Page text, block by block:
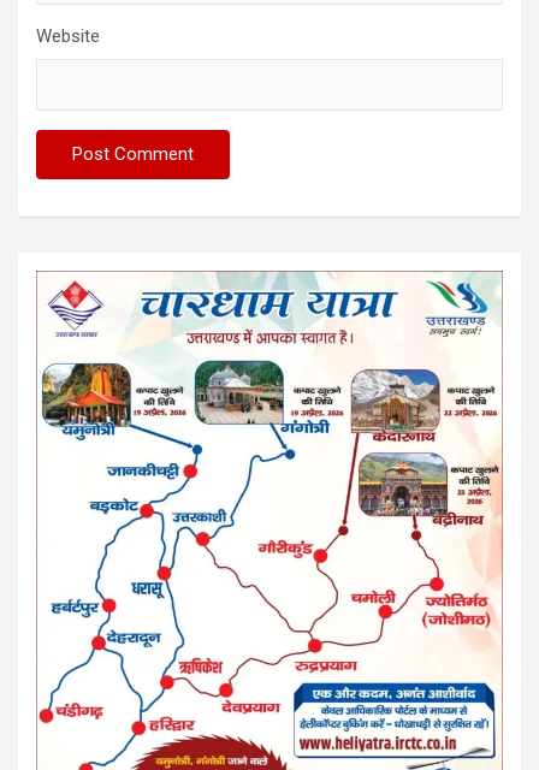
Website